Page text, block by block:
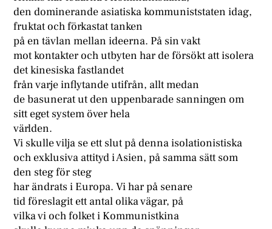
den dominerande asiatiska kommuniststaten idag,
fruktat och förkastat tanken
på en tävlan mellan ideerna. På sin vakt
mot kontakter och utbyten har de försökt att isolera
det kinesiska fastlandet
från varje inflytande utifrån, allt medan
de basunerat ut den uppenbarade sanningen om
sitt eget system över hela
världen.
Vi skulle vilja se ett slut på denna isolationistiska
och exklusiva attityd i Asien, på samma sätt som
den steg för steg
har ändrats i Europa. Vi har på senare
tid föreslagit ett antal olika vägar, på
vilka vi och folket i Kommunistkina